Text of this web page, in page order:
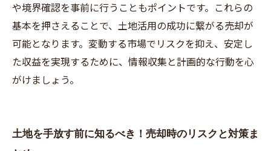
や境界確認を事前に行うこともポイントです。これらの
基本を押さえることで、土地活用の成功に繋がる売却が
可能となります。変動する市場でリスクを抑え、安定し
た収益を実現するために、情報収集と計画的な行動を心
がけましょう。
土地を手放す前に知るべき！売却時のリスクと対策ま